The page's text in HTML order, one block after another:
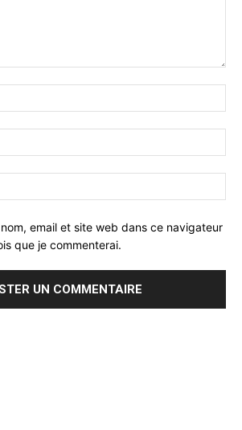
email et site web dans ce navigateur
que je commenterai.